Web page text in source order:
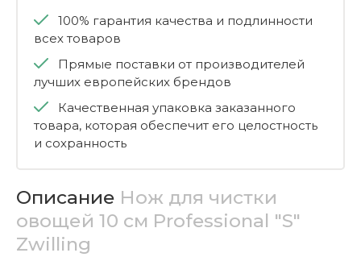
100% гарантия качества и подлинности
всех товаров
Прямые поставки от производителей
лучших европейских брендов
Качественная упаковка заказанного
товара, которая обеспечит его целостность
и сохранность
Описание Нож для чистки
овощей 10 см Professional "S"
Zwilling